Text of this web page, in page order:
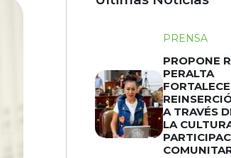
PRENSA
PROPONE
PERALTA
A TRAVÉS
LA